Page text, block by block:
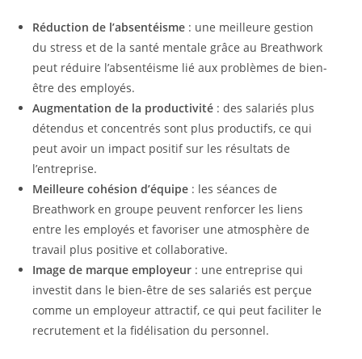
Réduction de l’absentéisme : une meilleure gestion
du stress et de la santé mentale grâce au Breathwork
peut réduire l’absentéisme lié aux problèmes de bien-
être des employés.
Augmentation de la productivité : des salariés plus
détendus et concentrés sont plus productifs, ce qui
peut avoir un impact positif sur les résultats de
l’entreprise.
Meilleure cohésion d’équipe : les séances de
Breathwork en groupe peuvent renforcer les liens
entre les employés et favoriser une atmosphère de
travail plus positive et collaborative.
Image de marque employeur : une entreprise qui
investit dans le bien-être de ses salariés est perçue
comme un employeur attractif, ce qui peut faciliter le
recrutement et la fidélisation du personnel.